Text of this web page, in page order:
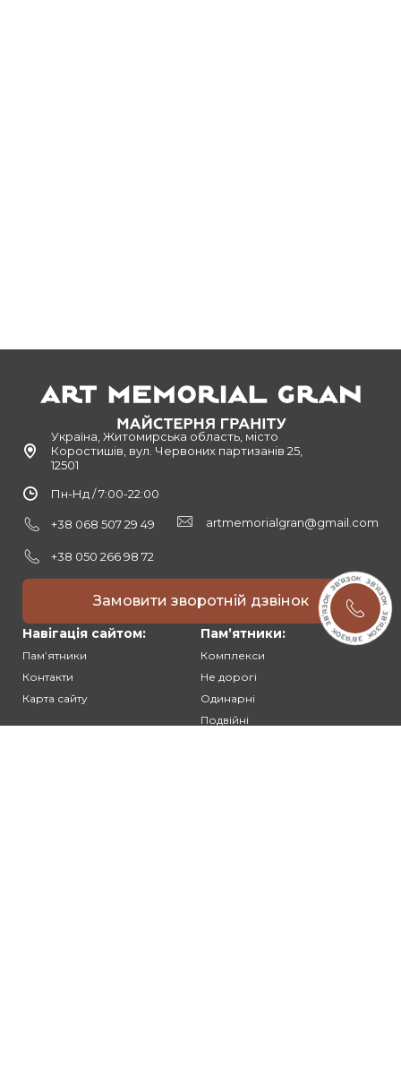
Україна, Житомирська область, місто
Коростишів, вул. Червоних партизанів 25,
12501
Пн-Нд / 7:00-22:00
+38 068 507 29 49
+38 050 266 98 72
artmemorialgran@gmail.com
Замовити зворотній дзвінок
Навігація сайтом:
Памʼятники
Контакти
Карта сайту
Памʼятники:
Комплекси
Не дорогі
Одинарні
Подвійні